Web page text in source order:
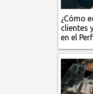
¿Cómo
clientes
en el